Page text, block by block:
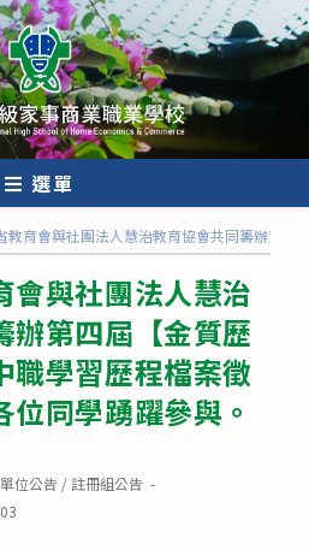
選單
教育會與社團法人慧治教育協會共同籌辦第四
會與社團法人慧治
辦第四屆【金質歷
職學習歷程檔案徵
同學踴躍參與。
位公告 /註冊組公告